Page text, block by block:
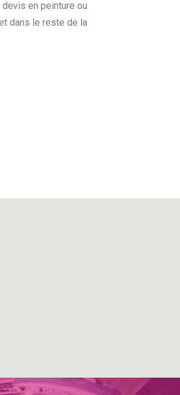
en peinture ou
dans le reste de la